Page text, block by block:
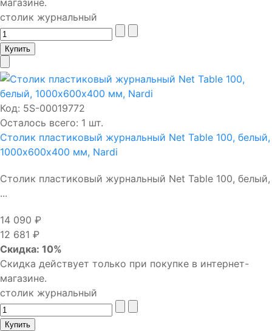
магазине.
столик журнальный
Код: 5S-00019772
Осталось всего: 1 шт.
Столик пластиковый журнальный Net Table 100, белый,
1000х600х400 мм, Nardi
Столик пластиковый журнальный Net Table 100, белый,
...
14 090 ₽
12 681 ₽
Скидка: 10%
Скидка действует только при покупке в интернет-
магазине.
столик журнальный